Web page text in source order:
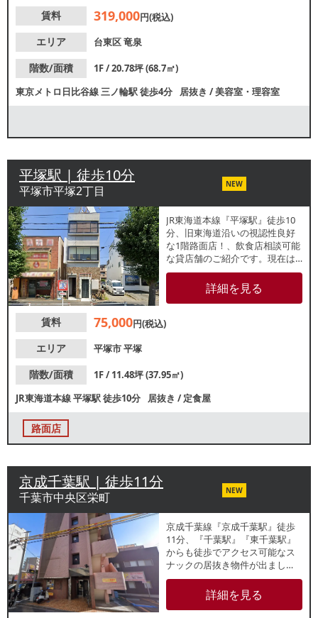
リピーター獲得が期待できま
賃料 319,000円(税込)
エリア
台東区竜泉
階数/面積
1F / 20.78坪 (68.7㎡)
東京メトロ日比谷線三ノ輪駅徒歩4分 居抜き /美容室・理容室
平塚駅 | 徒歩10分
平塚市平塚2丁目 NEW
JR東海道本線『平塚駅』徒歩10
分、旧東海道沿いの視認性良好
な1階路面店！、飲食店相談可能
な貸店舗のご紹介です。現在は
定食屋が営業中。奥には住宅街
が広がっており、地域密着型店
舗に最適です。近隣住民の生活
詳細を見る
賃料 75,000円(税込)
エリア
平塚市平塚
階数/面積
1F / 11.48坪 (37.95㎡)
JR東海道本線平塚駅徒歩10分 居抜き /定食屋
路面店
京成千葉駅 | 徒歩11分
千葉市中央区栄町 NEW
京成千葉線『京成千葉駅』徒歩
11分、『千葉駅』『東千葉駅』
からも徒歩でアクセス可能なス
ナックの居抜き物件が出まし
た！造作代無償のため類似業態
ご希望の方は初期費用を抑えて
の開業が可能です。他フロアで
詳細を見る